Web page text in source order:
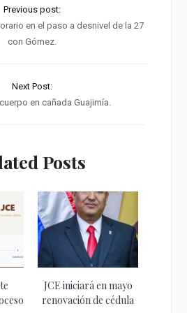
Previous post:
en el paso a desnivel de la 27
con Gómez.
Next Post:
en cañada Guajimía.
Posts
JCE iniciará en mayo
renovación de cédula